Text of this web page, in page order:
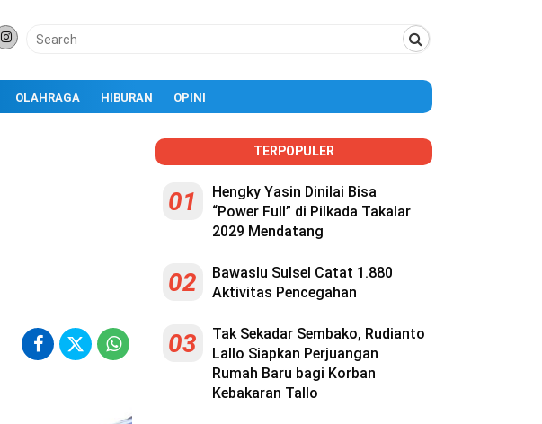
OLAHRAGA HIBURAN OPINI
TERPOPULER
01
Hengky Yasin Dinilai Bisa
“Power Full” di Pilkada Takalar
2029 Mendatang
02
Bawaslu Sulsel Catat 1.880
Aktivitas Pencegahan
03
Tak Sekadar Sembako, Rudianto
Lallo Siapkan Perjuangan
Rumah Baru bagi Korban
Kebakaran Tallo